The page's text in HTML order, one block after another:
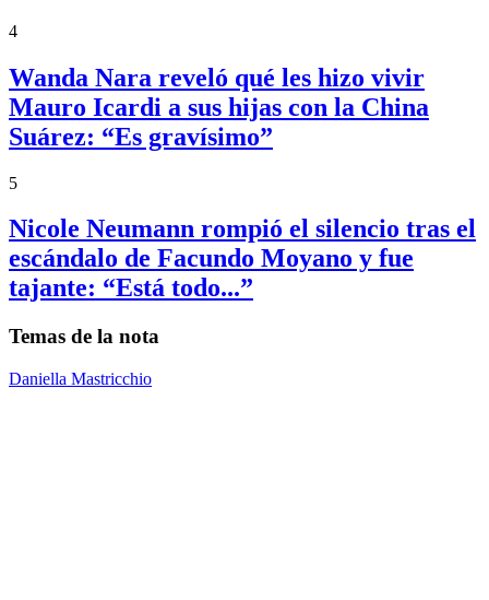
4
Wanda Nara reveló qué les hizo vivir
Mauro Icardi a sus hijas con la China
Suárez: “Es gravísimo”
5
Nicole Neumann rompió el silencio tras el
escándalo de Facundo Moyano y fue
tajante: “Está todo...”
Temas de la nota
Daniella Mastricchio